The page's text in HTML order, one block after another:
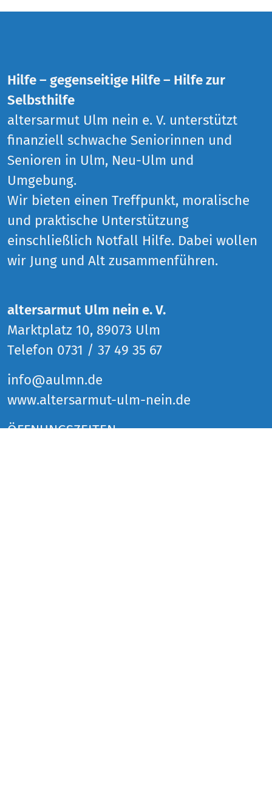
Hilfe – gegenseitige Hilfe – Hilfe zur
Selbsthilfe
altersarmut Ulm nein e. V. unterstützt
finanziell schwache Seniorinnen und
Senioren in Ulm, Neu-Ulm und
Umgebung.
Wir bieten einen Treffpunkt, moralische
und praktische Unterstützung
einschließlich Notfall Hilfe. Dabei wollen
wir Jung und Alt zusammenführen.
altersarmut Ulm nein e. V.
Marktplatz 10, 89073 Ulm
Telefon 0731 / 37 49 35 67
info@aulmn.de
www.altersarmut-ulm-nein.de
ÖFFNUNGSZEITEN